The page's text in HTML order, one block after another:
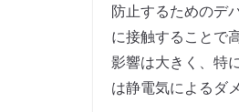
防止するためのデ
に接触することで
影響は大きく、特
は静電気によるダ